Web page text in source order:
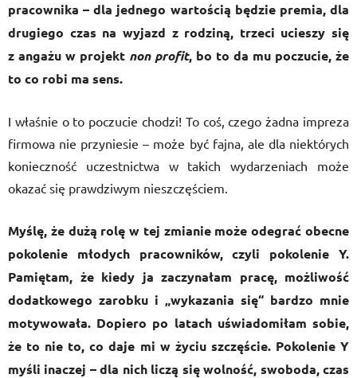
pracownika – dla jednego wartością będzie premia, dla
drugiego czas na wyjazd z rodziną, trzeci ucieszy się
z angażu w projekt non profit, bo to da mu poczucie, że
to co robi ma sens.
I właśnie o to poczucie chodzi! To coś, czego żadna impreza
firmowa nie przyniesie – może być fajna, ale dla niektórych
konieczność uczestnictwa w takich wydarzeniach może
okazać się prawdziwym nieszczęściem.
Myślę, że dużą rolę w tej zmianie może odegrać obecne
pokolenie młodych pracowników, czyli pokolenie Y.
Pamiętam, że kiedy ja zaczynałam pracę, możliwość
dodatkowego zarobku i „wykazania się“ bardzo mnie
motywowała. Dopiero po latach uświadomiłam sobie,
że to nie to, co daje mi w życiu szczęście. Pokolenie Y
myśli inaczej – dla nich liczą się wolność, swoboda, czas